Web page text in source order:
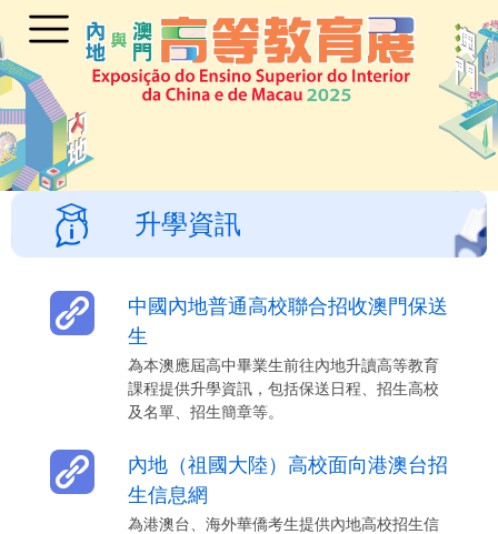
升學資訊
中國內地普通高校聯合招收澳門保送
生
為本澳應屆高中畢業生前往內地升讀高等教育
課程提供升學資訊，包括保送日程、招生高校
及名單、招生簡章等。
內地（祖國大陸）高校面向港澳台招
生信息網
為港澳台、海外華僑考生提供內地高校招生信